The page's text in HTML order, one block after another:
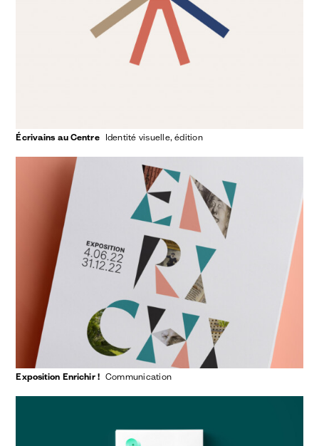
Écrivains au Centre identité visuelle édition
Exposition Enrichir ! communication